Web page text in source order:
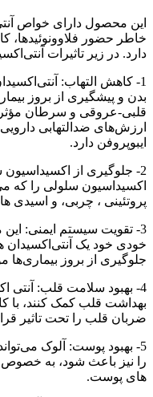
این محصول دارای خواص
دارد. در زیر تاثیرات
1- کاهش التهاب:
بدن و پیشگیری از بروز
قلبی-عروقی و سرطان مؤثر
ارزش‌های ضدالتهابی
ایبوپروفن دارد.
2- جلوگیری از اکسیداسیون
اکسیداسیون سلولی را که
پروتئینی ، چربی، و اسیدی
خودی خود یک آنتی‌اکسیدان
جلوگیری از بروز بیماری‌ها
4- بهبود سلامت قلب: آنتی
بهداشت قلب کمک کنند، با
ضربان قلب را تحت تاثیر
5- بهبود پوست: آلوک
را نیز باعث شود، به
های پوست.